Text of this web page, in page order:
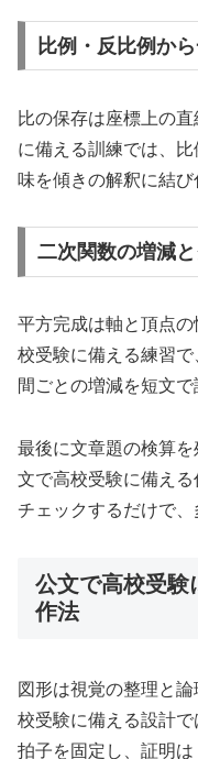
比例・反比例か
比の保存は座標上の
に備える訓練では、
味を傾きの解釈に結び
二次関数の増減
平方完成は軸と頂点
校受験に備える練習
間ごとの増減を短文で
最後に文章題の検算
文で高校受験に備え
チェックするだけで、
公文で高校受験
作法
図形は視覚の整理と
校受験に備える設計
拍子を固定し、証明は